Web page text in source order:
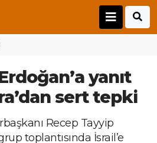
yanıt
sert tepki
Recep Tayyip
toplantısında İsrail’e